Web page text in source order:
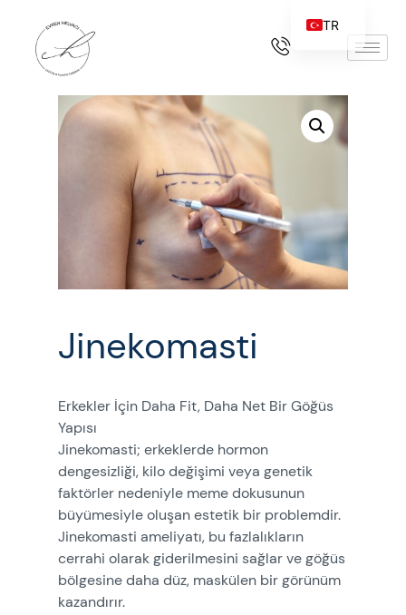
Jinekomasti
Erkekler İçin Daha Fit, Daha Net Bir Göğüs
Yapısı
Jinekomasti; erkeklerde hormon
dengesizliği, kilo değişimi veya genetik
faktörler nedeniyle meme dokusunun
büyümesiyle oluşan estetik bir problemdir.
Jinekomasti ameliyatı, bu fazlalıkların
cerrahi olarak giderilmesini sağlar ve göğüs
bölgesine daha düz, maskülen bir görünüm
kazandırır.
TR